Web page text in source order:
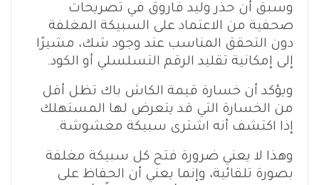
وسبق أن حذر وليد فاروق في تصريحات
صحفية من الاعتماد على السبيكة المغلفة
دون التحقق المناسب عند وجود شك، مشيرًا
إلى إمكانية تقليد الرقم التسلسلي أو الكود.
ويؤكد أن خسارة قيمة الكاش باك تظل أقل
من الخسارة التي قد يتعرض لها المستهلك
إذا اكتشف أنه اشترى سبيكة مغشوشة.
وهذا لا يعني ضرورة فتح كل سبيكة مغلفة
بصورة تلقائية، وإنما يعني أن الحفاظ على